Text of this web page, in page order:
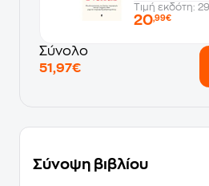
Τιμή εκδότη:
20,99€
Σύνολο
51,97€
Σύνοψη βιβλίου